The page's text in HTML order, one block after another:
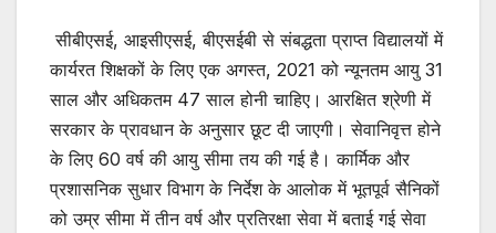
सीबीएसई, आइसीएसई, बीएसईबी से संबद्धता प्राप्त विद्यालयों में
कार्यरत शिक्षकों के लिए एक अगस्त, 2021 को न्यूनतम आयु 31
साल और अधिकतम 47 साल होनी चाहिए। आरक्षित श्रेणी में
सरकार के प्रावधान के अनुसार छूट दी जाएगी। सेवानिवृत्त होने
के लिए 60 वर्ष की आयु सीमा तय की गई है। कार्मिक और
प्रशासनिक सुधार विभाग के निर्देश के आलोक में भूतपूर्व सैनिकों
को उम्र सीमा में तीन वर्ष और प्रतिरक्षा सेवा में बताई गई सेवा